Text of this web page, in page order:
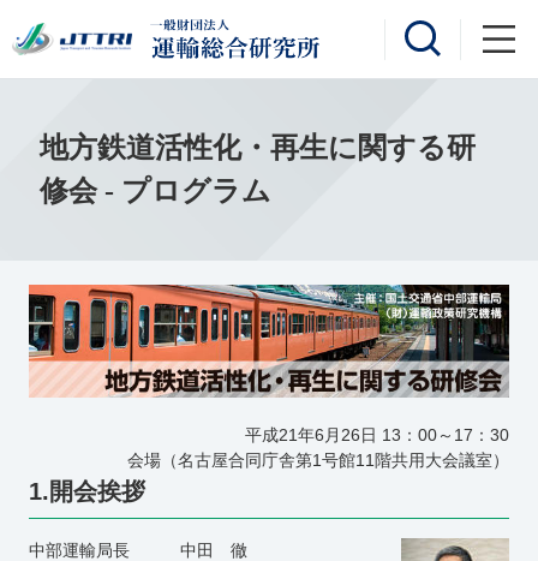
地方鉄道活性化・再生に関する研
修会 - プログラム
平成21年6月26日 13：00～17：30
会場（名古屋合同庁舎第1号館11階共用大会議室）
1.開会挨拶
中部運輸局長 中田 徹